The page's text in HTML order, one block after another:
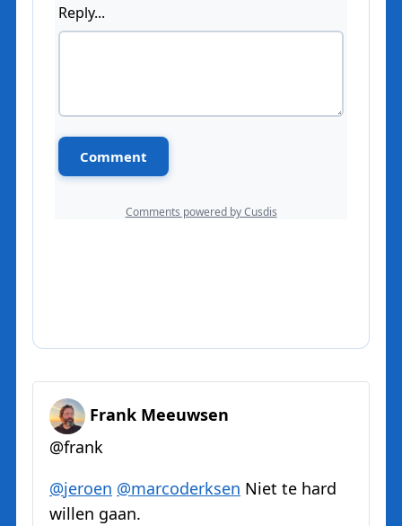
Frank Meeuwsen
@frank
@jeroen @marcoderksen Niet te hard
willen gaan.